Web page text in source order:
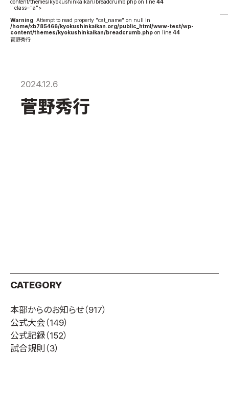
試合規則
content/themes/kyokushinkaikan/breadcrumb.php on line 44
" class="a">
Warning: Attempt to read property "cat_name" on null in
/home/xb785466/kyokushinkaikan.org/public_html/www-test/wp-
content/themes/kyokushinkaikan/breadcrumb.php on line 44
菅野秀行
2024.12.6
菅野秀行
CATEGORY
本部からのお知らせ（917）
公式大会（149）
公式記録（152）
試合規則 （3）